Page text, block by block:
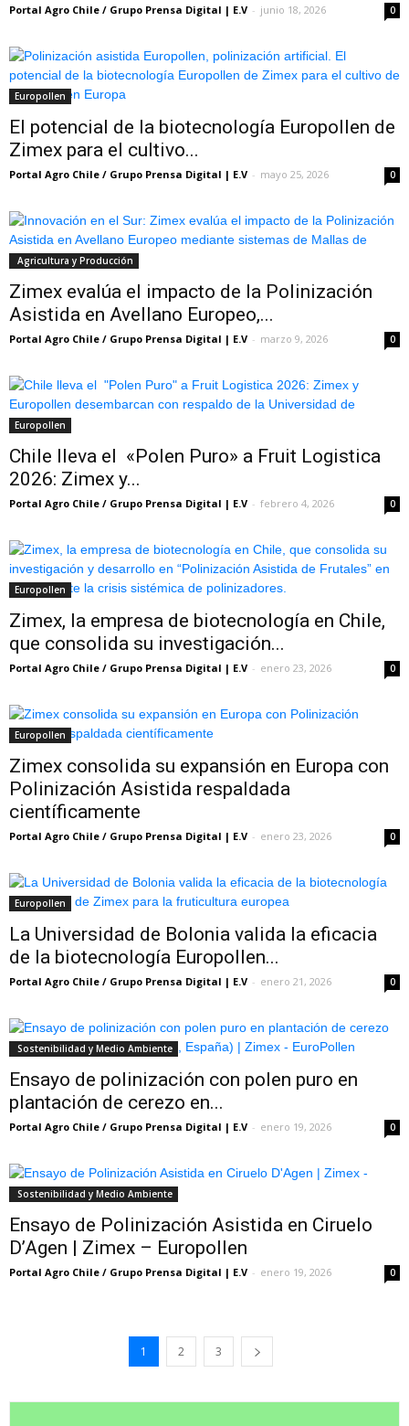
Portal Agro Chile / Grupo Prensa Digital | E.V - junio 18, 2026 0
Europollen
El potencial de la biotecnología Europollen de
Zimex para el cultivo...
Portal Agro Chile / Grupo Prensa Digital | E.V - mayo 25, 2026 0
Agricultura y Producción
Zimex evalúa el impacto de la Polinización
Asistida en Avellano Europeo,...
Portal Agro Chile / Grupo Prensa Digital | E.V - marzo 9, 2026 0
Europollen
Chile lleva el «Polen Puro» a Fruit Logistica
2026: Zimex y...
Portal Agro Chile / Grupo Prensa Digital | E.V - febrero 4, 2026 0
Europollen
Zimex, la empresa de biotecnología en Chile,
que consolida su investigación...
Portal Agro Chile / Grupo Prensa Digital | E.V - enero 23, 2026 0
Europollen
Zimex consolida su expansión en Europa con
Polinización Asistida respaldada
científicamente
Portal Agro Chile / Grupo Prensa Digital | E.V - enero 23, 2026 0
Europollen
La Universidad de Bolonia valida la eficacia
de la biotecnología Europollen...
Portal Agro Chile / Grupo Prensa Digital | E.V - enero 21, 2026 0
Sostenibilidad y Medio Ambiente
Ensayo de polinización con polen puro en
plantación de cerezo en...
Portal Agro Chile / Grupo Prensa Digital | E.V - enero 19, 2026 0
Sostenibilidad y Medio Ambiente
Ensayo de Polinización Asistida en Ciruelo
D’Agen | Zimex – Europollen
Portal Agro Chile / Grupo Prensa Digital | E.V - enero 19, 2026 0
1 2 3